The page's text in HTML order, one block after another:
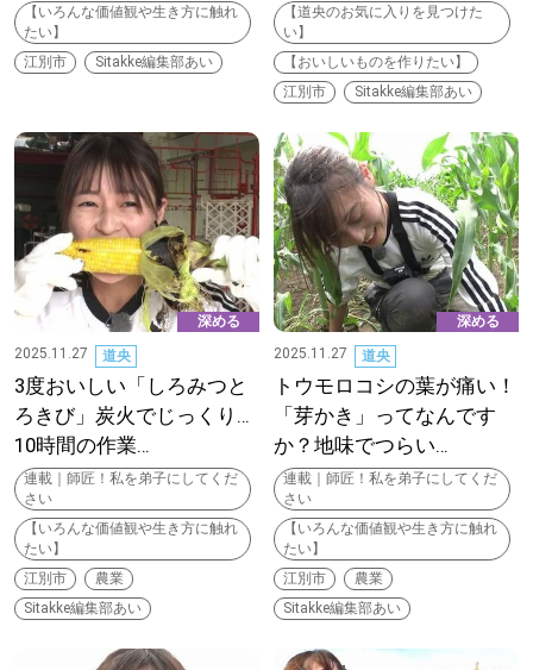
道央
Sitakke編集部あい
【いろんな価値観や生き方に触れたい】
Sitakke編集部 IKU 【まったり楽しみたい】
【暮らしの知恵を身につけたい】 札幌市
【札幌のお気に入りを見つけたい】
【道央のお気に入りを見つけたい】
【道北のお気に入りを見つけたい】
【道東のお気に入りを見つけたい】
【いろんな価値観や生き方に触れ
たい】
江別市
Sitakke編集部あい
【道央のお気に入りを見つけた
い】
【おいしいものを作りたい】
江別市
Sitakke編集部あい
深める
2025.11.27
道央
3度おいしい「しろみつと
ろきび」炭火でじっくり…
10時間の作業…
連載｜師匠！私を弟子にしてくだ
さい
【いろんな価値観や生き方に触れ
たい】
江別市
農業
Sitakke編集部あい
深める
2025.11.27
道央
トウモロコシの葉が痛い！
「芽かき」ってなんです
か？地味でつらい…
連載｜師匠！私を弟子にしてくだ
さい
【いろんな価値観や生き方に触れ
たい】
江別市
農業
Sitakke編集部あい